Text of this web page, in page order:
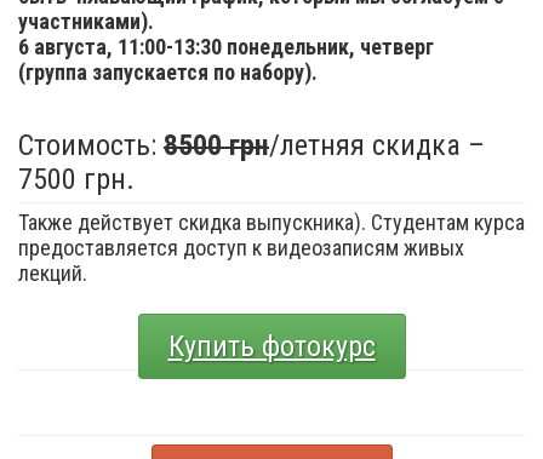
участниками).
6 августа, 11:00-13:30 понедельник, четверг
(группа запускается по набору).
Стоимость: 8500 грн/летняя скидка –
7500 грн.
Также действует скидка выпускника). Студентам курса
предоставляется доступ к видеозаписям живых
лекций.
Купить фотокурс